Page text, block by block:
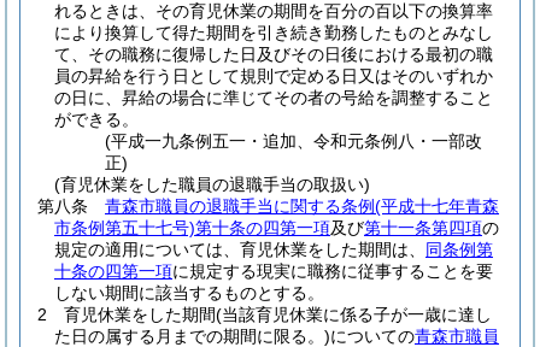
れるときは、その育児休業の期間を百分の百以下の換算率
により換算して得た期間を引き続き勤務したものとみなし
て、その職務に復帰した日及びその日後における最初の職
員の昇給を行う日として規則で定める日又はそのいずれか
の日に、昇給の場合に準じてその者の号給を調整すること
ができる。
(平成一九条例五一・追加、令和元条例八・一部改
正)
(育児休業をした職員の退職手当の取扱い)
第八条
青森市職員の退職手当に関する条例(平成十七年青森
市条例第五十七号)第十条の四第一項及び第十一条第四項の
規定の適用については、育児休業をした期間は、 同条例第
十条の四第一項に規定する現実に職務に従事することを要
しない期間に該当するものとする。
2
育児休業をした期間(当該育児休業に係る子が一歳に達し
た日の属する月までの期間に限る。)についての青森市職員